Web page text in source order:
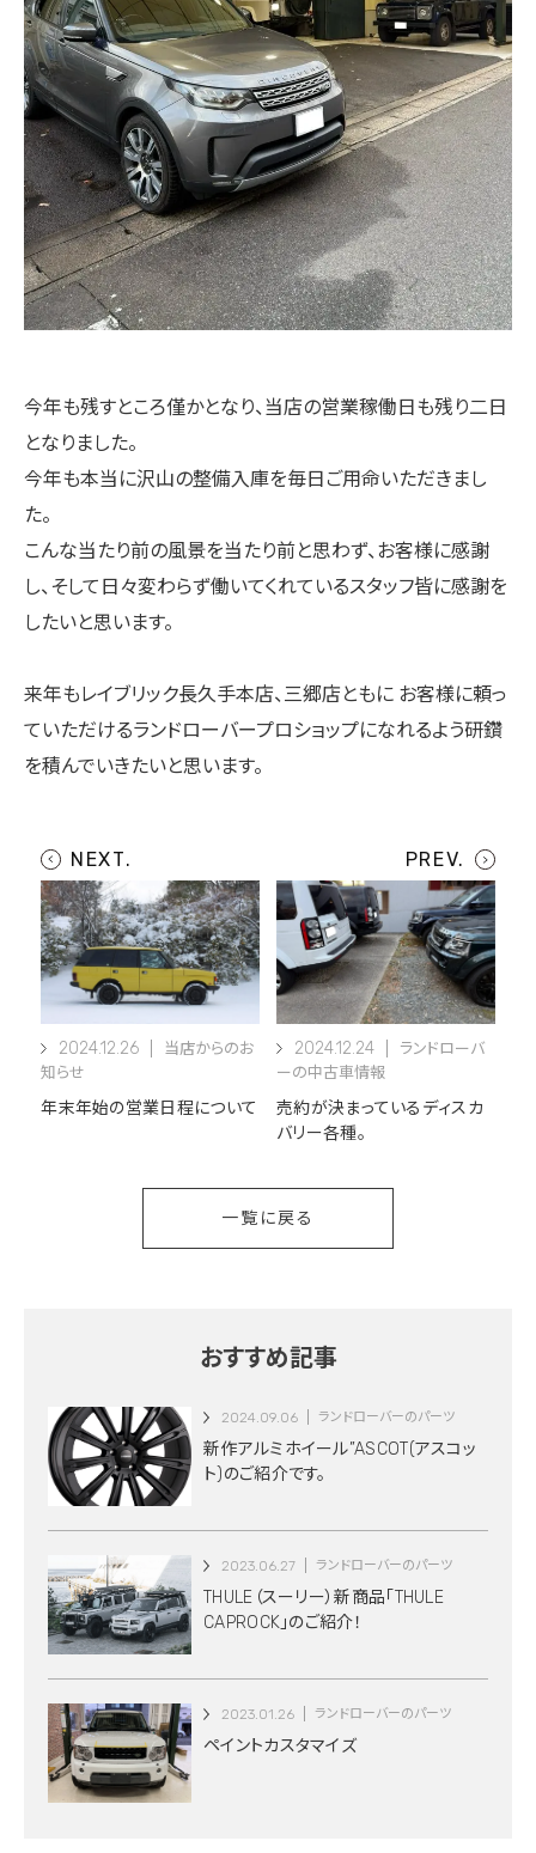
今年も残すところ僅かとなり、当店の営業稼働日も残り二日
となりました。
今年も本当に沢山の整備入庫を毎日ご用命いただきまし
た。
こんな当たり前の風景を当たり前と思わず、お客様に感謝
し、そして日々変わらず働いてくれているスタッフ皆に感謝を
したいと思います。
来年もレイブリック長久手本店、三郷店ともに お客様に頼っ
ていただけるランドローバープロショップになれるよう研鑽
を積んでいきたいと思います。
2024.12.26
当店からのお
知らせ
年末年始の営業日程について
2024.12.24
ランドローバ
ーの中古車情報
売約が決まっているディスカ
バリー各種。
一覧に戻る
おすすめ記事
2024.09.06 ランドローバーのパーツ
新作アルミホイール”ASCOT(アスコッ
ト)のご紹介です。
2023.06.27 ランドローバーのパーツ
THULE（スーリー）新商品「THULE
CAPROCK」のご紹介！
2023.01.26 ランドローバーのパーツ
ペイントカスタマイズ